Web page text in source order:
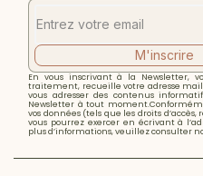
M'inscrire
En vous inscrivant à la Newsletter,
traitement, recueille votre adresse
vous adresser des contenus
Newsletter à tout
vos données (tels que les droits
vous pourrez exercer en écrivant à
plus d’informations, veuillez consulter